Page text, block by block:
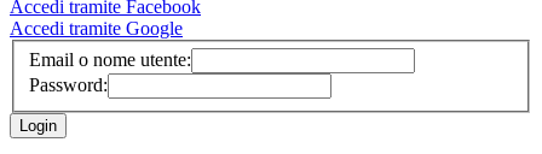
Accedi tramite Facebook
Accedi tramite Google
Email o nome utente:
Password: